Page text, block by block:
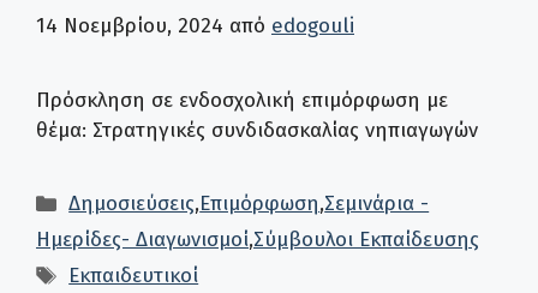
14 Νοεμβρίου, 2024 από edogouli
Πρόσκληση σε ενδοσχολική επιμόρφωση με
θέμα: Στρατηγικές συνδιδασκαλίας νηπιαγωγών
Κατηγορίες
Δημοσιεύσεις,Επιμόρφωση,Σεμινάρια -
Ημερίδες- Διαγωνισμοί,Σύμβουλοι Εκπαίδευσης
Ετικέτες
Εκπαιδευτικοί